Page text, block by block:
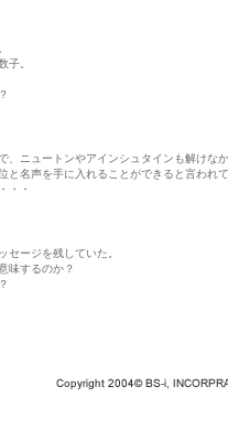
子。
、ニュートンやアインシュタインも解けな
と名声を手に入れることができると言われ
・・
セージを残していた。
味するのか？